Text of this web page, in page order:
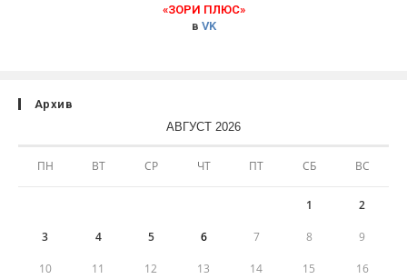
«ЗОРИ ПЛЮС»
в VK
Архив
АВГУСТ 2026
ПН ВТ СР ЧТ ПТ СБ ВС
1 2
3 4 5 6 7 8 9
10 11 12 13 14 15 16